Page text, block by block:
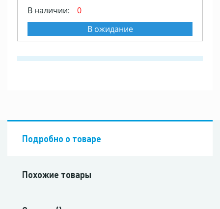
В наличии:
0
В ожидание
Подробно о товаре
Похожие товары